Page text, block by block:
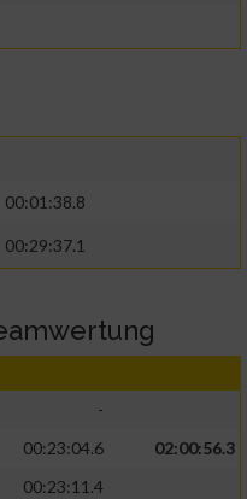
00:01:38.8
00:29:37.1
-
00:23:04.6
02:00:56.3
00:23:11.4